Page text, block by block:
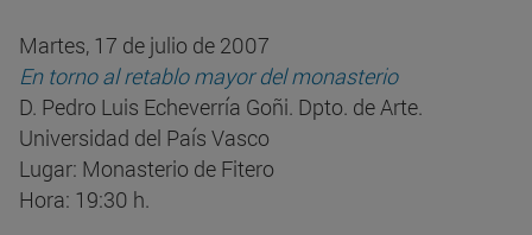
Martes, 17 de julio de 2007
En torno al retablo mayor del monasterio
D. Pedro Luis Echeverría Goñi. Dpto. de Arte.
Universidad del País Vasco
Lugar: Monasterio de Fitero
Hora: 19:30 h.